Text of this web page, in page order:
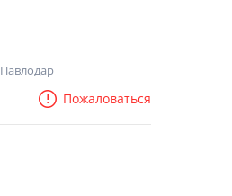
Павлодар
Пожаловаться